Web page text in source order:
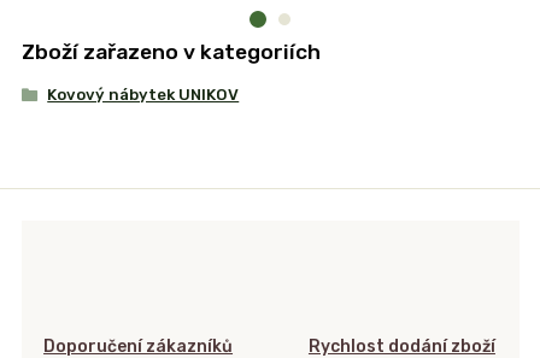
Zboží zařazeno v kategoriích
Kovový nábytek UNIKOV
Doporučení zákazníků Rychlost dodání zboží